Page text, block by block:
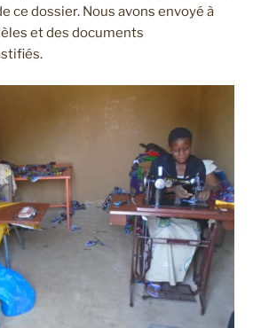
ce dossier. Nous avons envoyé à
et des documents